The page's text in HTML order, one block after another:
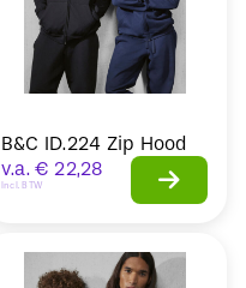
B&C ID.224 Zip Hood
v.a. € 22,28
Incl. BTW